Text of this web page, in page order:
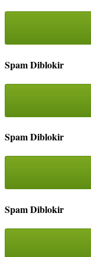
Spam Diblokir
Spam Diblokir
Spam Diblokir